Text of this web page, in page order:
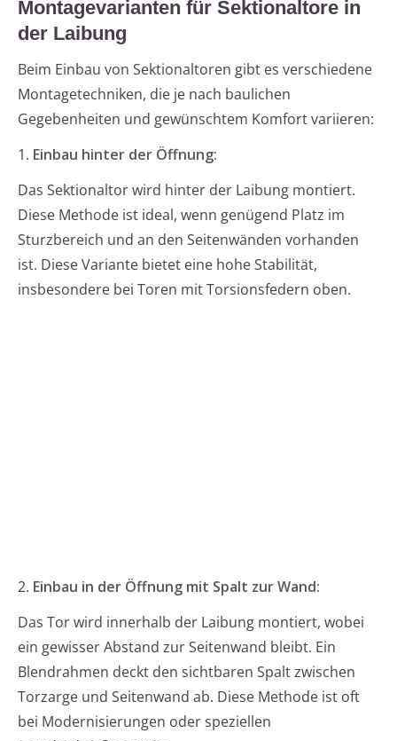
Montagevarianten für Sektionaltore in
der Laibung
Beim Einbau von Sektionaltoren gibt es verschiedene
Montagetechniken, die je nach baulichen
Gegebenheiten und gewünschtem Komfort variieren:
1. Einbau hinter der Öffnung:
Das Sektionaltor wird hinter der Laibung montiert.
Diese Methode ist ideal, wenn genügend Platz im
Sturzbereich und an den Seitenwänden vorhanden
ist. Diese Variante bietet eine hohe Stabilität,
insbesondere bei Toren mit Torsionsfedern oben.
2. Einbau in der Öffnung mit Spalt zur Wand:
Das Tor wird innerhalb der Laibung montiert, wobei
ein gewisser Abstand zur Seitenwand bleibt. Ein
Blendrahmen deckt den sichtbaren Spalt zwischen
Torzarge und Seitenwand ab. Diese Methode ist oft
bei Modernisierungen oder speziellen